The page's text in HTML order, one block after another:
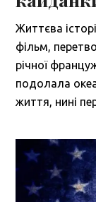
Життєва
фільм,
річної
подолала
життя, нині